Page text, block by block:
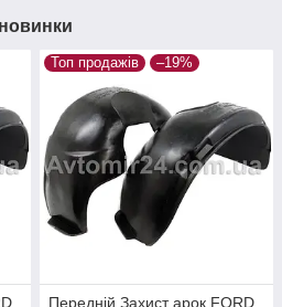
Топ продажів –19%
Передній Захист арок FORD